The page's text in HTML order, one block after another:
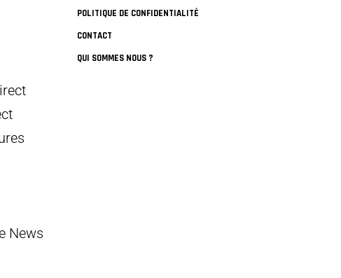
News
POLITIQUE DE CONFIDENTIALITÉ
CONTACT
QUI SOMMES NOUS ?